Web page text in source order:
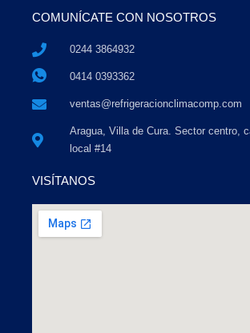
COMUNÍCATE CON NOSOTROS
0244 3864932
0414 0393362
ventas@refrigeracionclimacomp.com
Aragua, Villa de Cura. Sector centro,
local #14
VISÍTANOS